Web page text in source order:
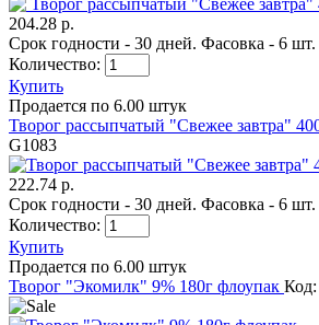
204.28 р.
Срок годности - 30 дней. Фасовка - 6 шт.
Количество:
Купить
Продается по 6.00 штук
Творог рассыпчатый "Свежее завтра"
G1083
222.74 р.
Срок годности - 30 дней. Фасовка - 6 шт.
Количество:
Купить
Продается по 6.00 штук
Творог "Экомилк" 9% 180г флоупак Код: